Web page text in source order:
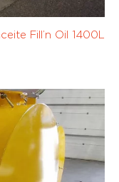
Fill’n Oil 1400L